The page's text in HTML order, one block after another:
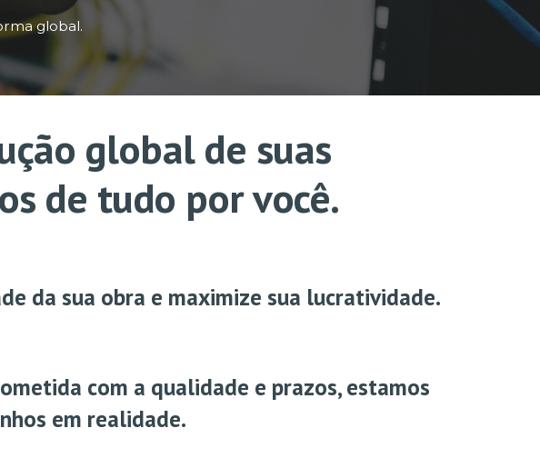
global.
globalde suas
de tudo por você.
da sua obra e maximize sua lucratividade.
com a qualidade e prazos, estamos
em realidade.